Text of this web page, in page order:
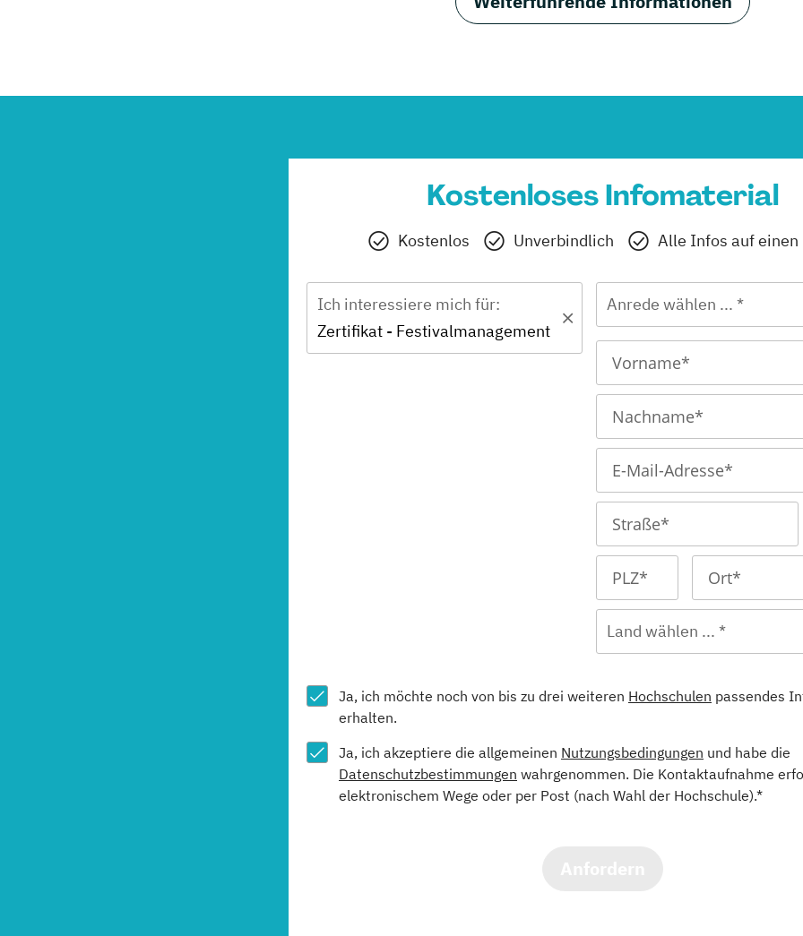
Kostenloses Infomaterial
Kostenlos Unverbindlich Alle Infos auf einen
Ich interessiere mich für:
Zertifikat - Festivalmanagement
Anrede wählen ... *
Land wählen ... *
Ja, ich möchte noch von bis zu drei weiteren Hochschulen passendes
erhalten.
Ja, ich akzeptiere die allgemeinen Nutzungsbedingungen und habe die
Datenschutzbestimmungen wahrgenommen. Die Kontaktaufnahme
elektronischem Wege oder per Post (nach Wahl der Hochschule).*